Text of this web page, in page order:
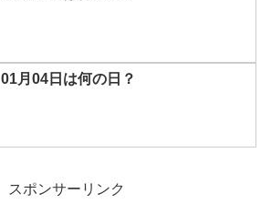
01月04日は何の日？
スポンサーリンク